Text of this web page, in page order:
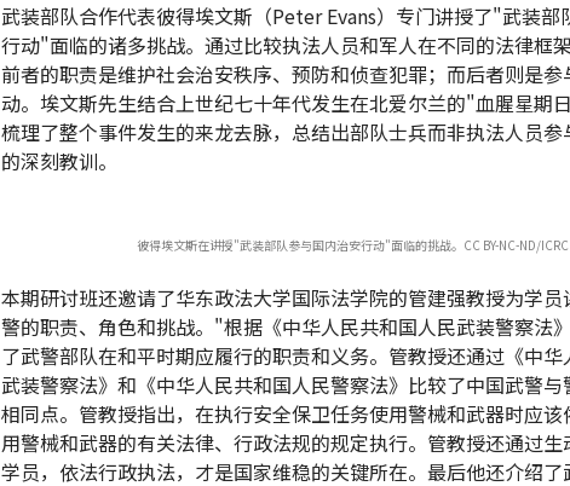
武装部队合作代表彼得埃文斯（Peter Evans）专门讲授了"武装部
行动"面临的诸多挑战。通过比较执法人员和军人在不同的法律框架
前者的职责是维护社会治安秩序、预防和侦查犯罪；而后者则是
动。埃文斯先生结合上世纪七十年代发生在北爱尔兰的"血腥星期
梳理了整个事件发生的来龙去脉，总结出部队士兵而非执法人员参
的深刻教训。
彼得埃文斯在讲授"武装部队参与国内治安行动"面临的挑战。CC BY-NC-ND/ICRC
本期研讨班还邀请了华东政法大学国际法学院的管建强教授为学
警的职责、角色和挑战。"根据《中华人民共和国人民武装警察法
了武警部队在和平时期应履行的职责和义务。管教授还通过《中华
武装警察法》和《中华人民共和国人民警察法》比较了中国武警与
相同点。管教授指出，在执行安全保卫任务使用警械和武器时应
用警械和武器的有关法律、行政法规的规定执行。管教授还通过生
学员，依法行政执法，才是国家维稳的关键所在。最后他还介绍了